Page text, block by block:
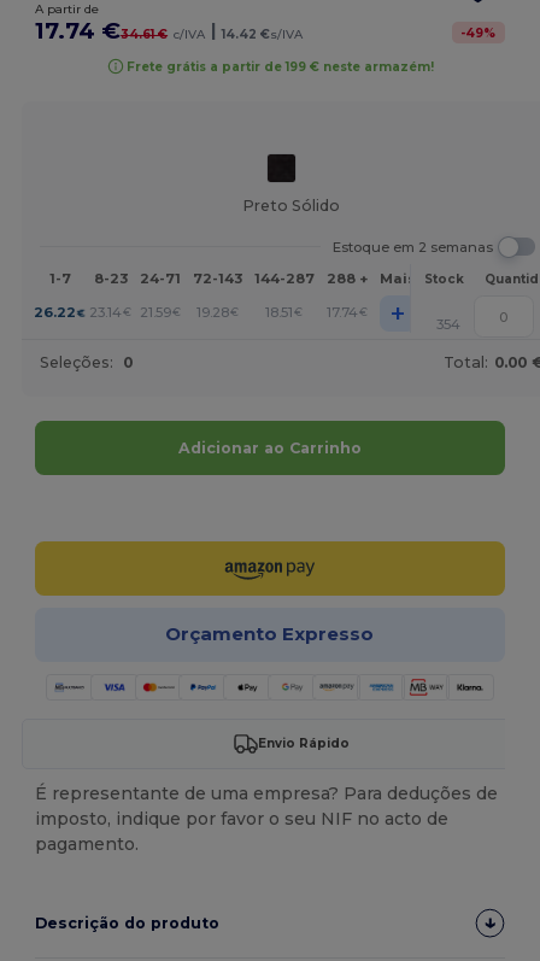
A partir de
17.74 €34.61 € c/IVA | 14.42 €s/IVA -49%
Frete grátis a partir de 199 € neste armazém!
Preto Sólido
Estoque em 2 semanas
1-7
8-23 24-71 72-143 144-287 288 + Mais Stock
26.22 € 23.14 € 21.59€ 19.28€ 18.51 € 17.74€ + 354
Seleções: 0 Total: 0.00
Adicionar ao Carrinho
Orçamento Expresso
Envio Rápido
É representante de uma empresa? Para deduções de
imposto, indique por favor o seu NIF no acto de
pagamento.
Descrição do produto